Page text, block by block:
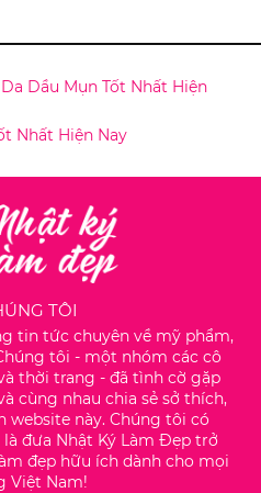
Dầu Mụn Tốt Nhất Hiện
Nhất Hiện Nay
TÔI
tin tức chuyên về mỹ phẩm,
tôi - một nhóm các cô
thời trang - đã tình cờ gặp
cùng nhau chia sẻ sở thích,
website này. Chúng tôi có
đưa Nhật Ký Làm Đẹp trở
đẹp hữu ích dành cho mọi
Việt Nam!